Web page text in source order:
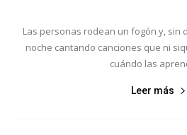
Las personas rodean un fogón y, sin
noche cantando canciones que ni
cuándo las
Leer más